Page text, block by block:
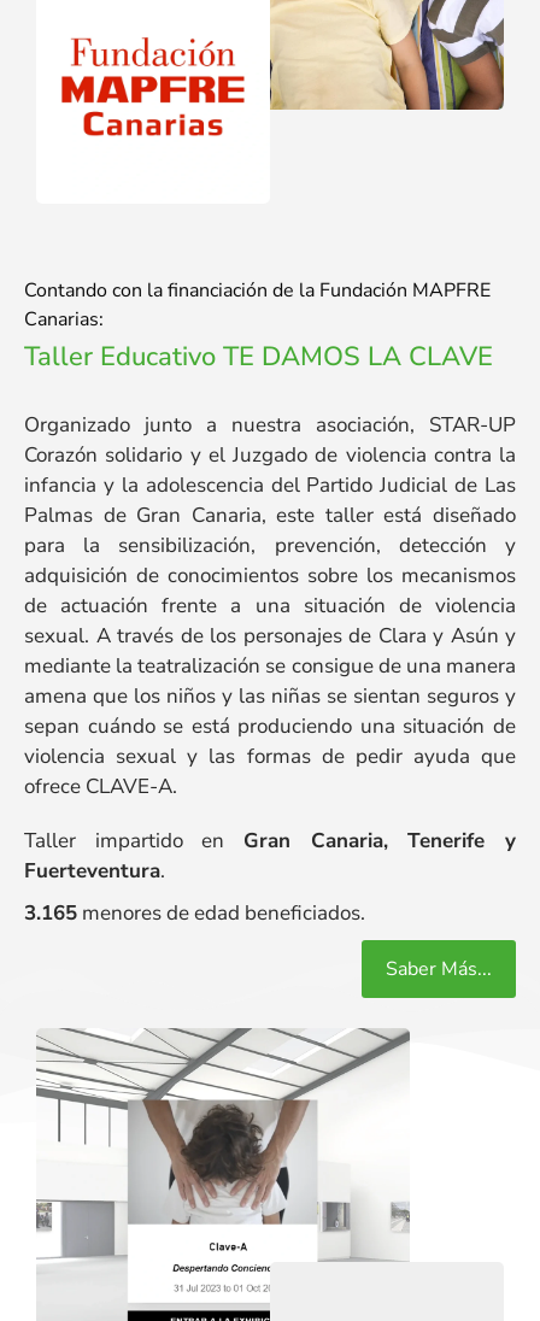
Contando con la financiación de la Fundación MAPFRE
Canarias:
Taller Educativo TE DAMOS LA CLAVE
Organizado junto a nuestra asociación, STAR-UP
Corazón solidario y el Juzgado de violencia contra la
infancia y la adolescencia del Partido Judicial de Las
Palmas de Gran Canaria, este taller está diseñado
para la sensibilización, prevención, detección y
adquisición de conocimientos sobre los mecanismos
de actuación frente a una situación de violencia
sexual. A través de los personajes de Clara y Asún y
mediante la teatralización se consigue de una manera
amena que los niños y las niñas se sientan seguros y
sepan cuándo se está produciendo una situación de
violencia sexual y las formas de pedir ayuda que
ofrece CLAVE-A.
Taller impartido en Gran Canaria, Tenerife y
Fuerteventura.
3.165 menores de edad beneficiados.
Saber Más...